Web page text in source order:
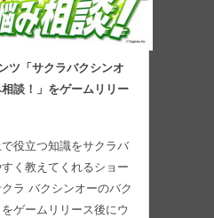
ツ「サクラバクシンオ
談！」をゲームリリー
役立つ知識をサクラバ
く教えてくれるショー
ラ バクシンオーのバク
ゲームリリース後にウ